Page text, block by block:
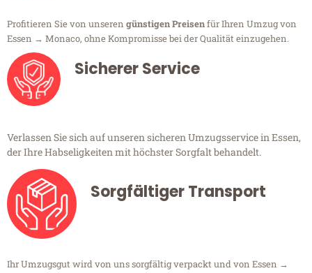
Profitieren Sie von unseren günstigen Preisenfür Ihren Umzug von
Essen → Monaco, ohne Kompromisse bei der Qualität einzugehen.
Sicherer Service
Verlassen Sie sich auf unseren sicheren Umzugsservice in Essen,
der Ihre Habseligkeiten mit höchster Sorgfalt behandelt.
Sorgfältiger Transport
Ihr Umzugsgut wird von uns sorgfältig verpackt und von Essen →